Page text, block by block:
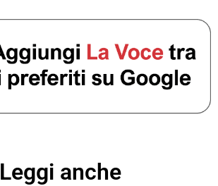
Leggi anche